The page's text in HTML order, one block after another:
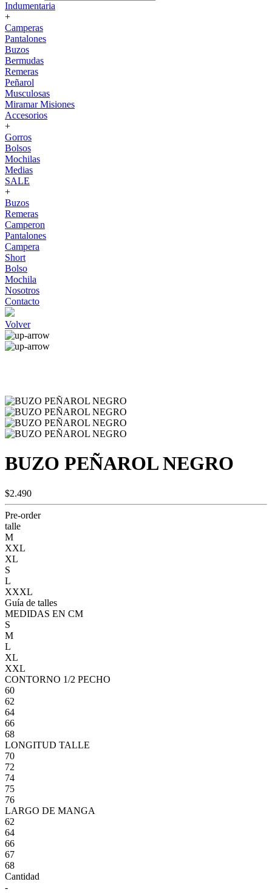
Indumentaria
+
Camperas
Pantalones
Buzos
Bermudas
Remeras
Peñarol
Musculosas
Miramar Misiones
Accesorios
+
Gorros
Bolsos
Mochilas
Medias
SALE
+
Buzos
Remeras
Camperon
Pantalones
Campera
Short
Bolso
Mochila
Nosotros
Contacto
Volver
BUZO PEÑAROL NEGRO
$2.490
Pre-order
talle
M
XXL
XL
S
L
XXXL
Guía de talles
MEDIDAS EN CM
S
M
L
XL
XXL
CONTORNO 1/2 PECHO
60
62
64
66
68
LONGITUD TALLE
70
72
74
75
76
LARGO DE MANGA
62
64
66
67
68
Cantidad
-